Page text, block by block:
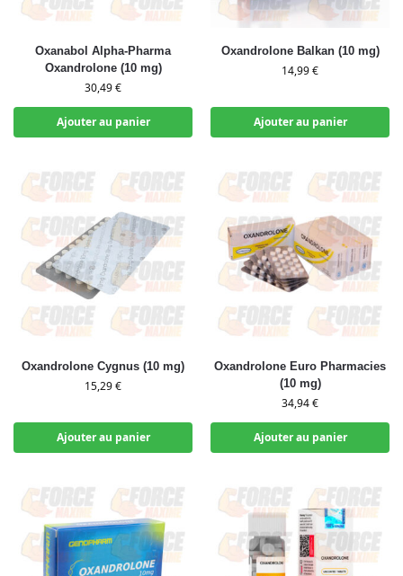
Oxanabol Alpha-Pharma
Oxandrolone (10 mg)
30,49€
Ajouter au panier
Oxandrolone Balkan (10 mg)
14,99€
Ajouter au panier
Oxandrolone Cygnus (10 mg)
15,29€
Ajouter au panier
Oxandrolone Euro Pharmacies
(10 mg)
34,94€
Ajouter au panier